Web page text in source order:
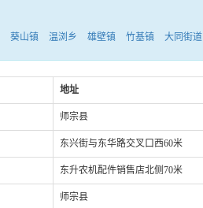
葵山镇 温浏乡 雄壁镇 竹基镇 大同街道
地址
师宗县
东兴街与东华路交叉口西60米
东升农机配件销售店北侧70米
师宗县